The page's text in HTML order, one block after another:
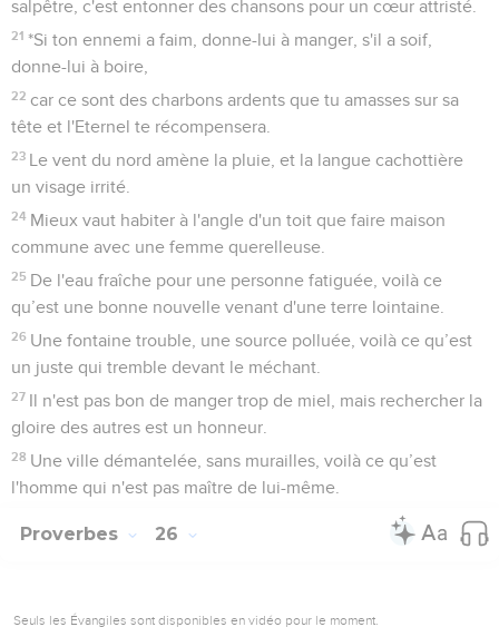
salpêtre, c'est entonner des chansons pour un cœur attristé.
21 *Si ton ennemi a faim, donne-lui à manger, s'il a soif,
donne-lui à boire,
22 car ce sont des charbons ardents que tu amasses sur sa
tête et l'Eternel te récompensera.
23 Le vent du nord amène la pluie, et la langue cachottière
un visage irrité.
24 Mieux vaut habiter à l'angle d'un toit que faire maison
commune avec une femme querelleuse.
25 De l'eau fraîche pour une personne fatiguée, voilà ce
qu’est une bonne nouvelle venant d'une terre lointaine.
26 Une fontaine trouble, une source polluée, voilà ce qu’est
un juste qui tremble devant le méchant.
27 Il n'est pas bon de manger trop de miel, mais rechercher la
gloire des autres est un honneur.
28 Une ville démantelée, sans murailles, voilà ce qu’est
l'homme qui n'est pas maître de lui-même.
Proverbes 26
Seuls les Évangiles sont disponibles en vidéo pour le moment.